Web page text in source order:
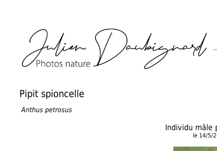
Pipit spioncelle
Anthus petrosus
Individu mâle
le 14/5/